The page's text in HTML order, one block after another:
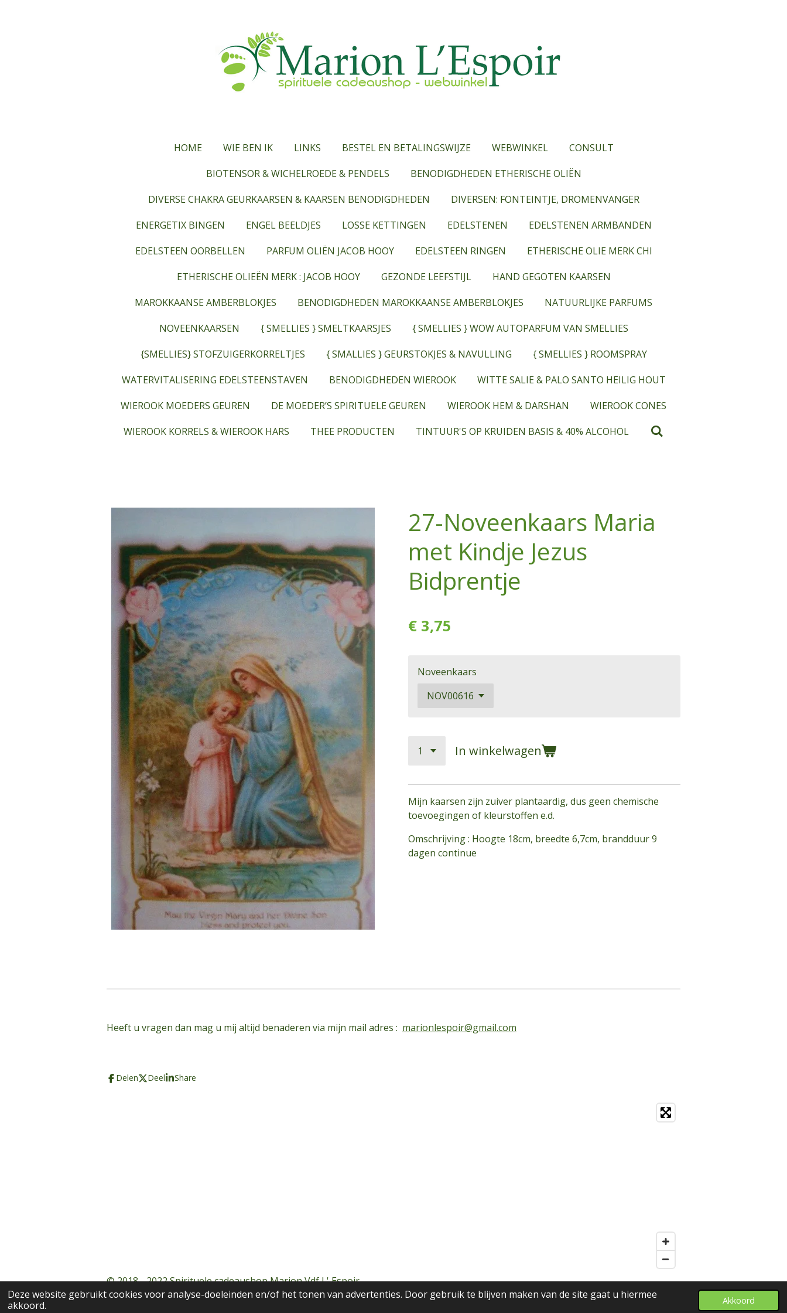
Deze website gebruikt cookies voor analyse-doeleinden en/of het tonen van advertenties. Door gebruik te blijven maken van de site gaat u hiermee
akkoord.
Akkoord
HOME WIE BEN IK LINKS BESTEL EN BETALINGSWIJZE WEBWINKEL
CONSULT
BIOTENSOR & WICHELROEDE & PENDELS
BENODIGDHEDEN ETHERISCHE OLIËN
DIVERSE CHAKRA GEURKAARSEN & KAARSEN BENODIGDHEDEN
DIVERSEN: FONTEINTJE, DROMENVANGER
ENERGETIX BINGEN
ENGEL BEELDJES LOSSE KETTINGEN EDELSTENEN
EDELSTENEN ARMBANDEN
EDELSTEEN OORBELLEN
PARFUM OLIËN JACOB HOOY EDELSTEEN RINGEN
ETHERISCHE OLIE MERK CHI
ETHERISCHE OLIEËN MERK : JACOB HOOY
GEZONDE LEEFSTIJL
HAND GEGOTEN KAARSEN
MAROKKAANSE AMBERBLOKJES
BENODIGDHEDEN MAROKKAANSE AMBERBLOKJES
NATUURLIJKE PARFUMS
NOVEENKAARSEN
{ SMELLIES } SMELTKAARSJES
{ SMELLIES } WOW AUTOPARFUM VAN SMELLIES
{SMELLIES} STOFZUIGERKORRELTJES
{ SMALLIES } GEURSTOKJES & NAVULLING
{ SMELLIES } ROOMSPRAY
WATERVITALISERING EDELSTEENSTAVEN
BENODIGDHEDEN WIEROOK
WITTE SALIE & PALO SANTO HEILIG HOUT
WIEROOK MOEDERS GEUREN
DE MOEDER’S SPIRITUELE GEUREN WIEROOK HEM & DARSHAN
WIEROOK CONES
WIEROOK KORRELS & WIEROOK HARS
THEE PRODUCTEN TINTUUR'S OP KRUIDEN BASIS & 40% ALCOHOL
27-Noveenkaars Maria
met Kindje Jezus
Bidprentje
€ 3,75
Noveenkaars
In winkelwagen
Mijn kaarsen zijn zuiver plantaardig, dus geen chemische
toevoegingen of kleurstoffen e.d.
Omschrijving : Hoogte 18cm, breedte 6,7cm, brandduur 9
dagen continue
Heeft u vragen dan mag u mij altijd benaderen via mijn mail adres : marionlespoir@gmail.com
Delen Deel Share
© 2018 - 2022 Spirituele cadeaushop Marion Vdf L' Espoir